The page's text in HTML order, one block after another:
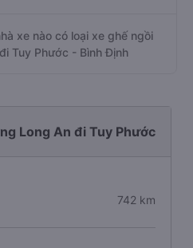
xe nào có loại xe ghế ngồi
Tuy Phước - Bình Định
Long An đi Tuy Phước
742 km